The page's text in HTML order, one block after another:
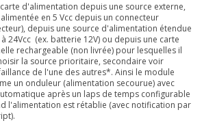
d'alimentation depuis une source externe,
en 5 Vcc depuis un connecteur
depuis une source d'alimentation étendue
24Vcc (ex. batterie 12V) ou depuis une carte
rechargeable (non livrée) pour lesquelles il
la source prioritaire, secondaire voir
de l'une des autres*. Ainsi le module
un onduleur (alimentation secourue) avec
après un laps de temps configurable
l'alimentation est rétablie (avec notification par